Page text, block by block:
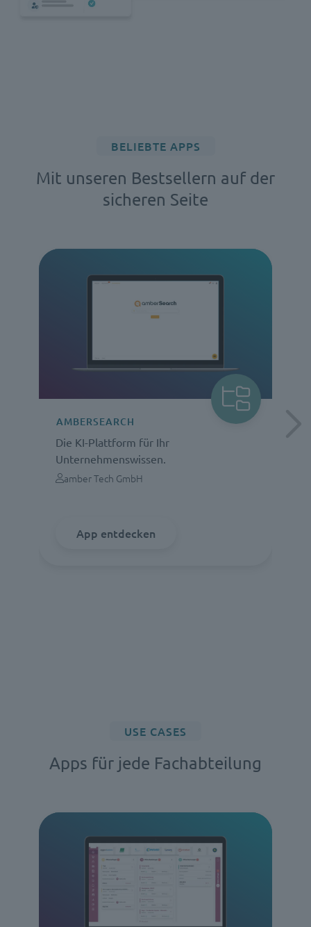
BELIEBTE APPS
Mit unseren Bestsellern auf der
sicheren Seite
Die KI-Plattform für Ihr
Unternehmenswissen.
AMBERSEARCH
amber Tech GmbH
App entdecken
USE CASES
Apps für jede Fachabteilung